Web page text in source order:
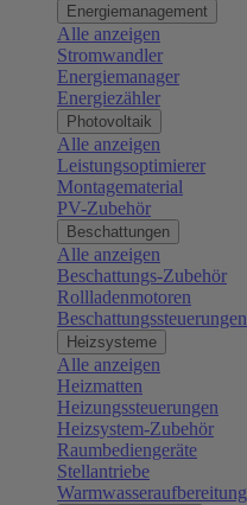
Energiemanagement
Alle anzeigen
Stromwandler
Energiemanager
Energiezähler
Photovoltaik
Alle anzeigen
Leistungsoptimierer
Montagematerial
PV-Zubehör
Beschattungen
Alle anzeigen
Beschattungs-Zubehör
Rollladenmotoren
Beschattungssteuerungen
Heizsysteme
Alle anzeigen
Heizmatten
Heizungssteuerungen
Heizsystem-Zubehör
Raumbediengeräte
Stellantriebe
Warmwasseraufbereitung